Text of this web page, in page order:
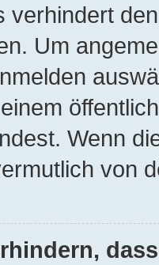
verhindert
Um
Wenn
von